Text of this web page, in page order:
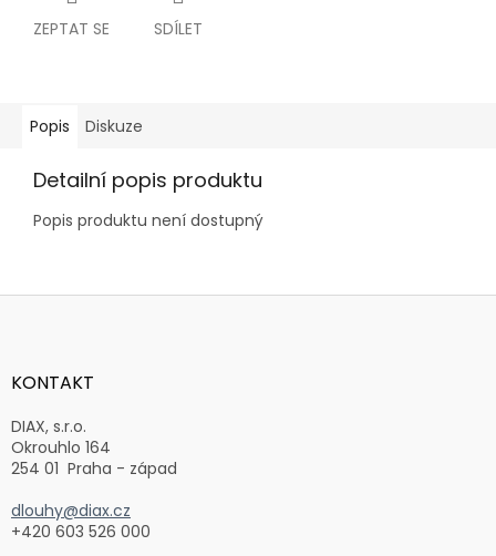
ZEPTAT SE SDÍLET
Popis Diskuze
Detailní popis produktu
Popis produktu není dostupný
Z
aKONTAKT
DIAX, s.r.o.
Okrouhlo 164
254 01 Praha - západ
dlouhy@diax.cz
+420 603 526 000